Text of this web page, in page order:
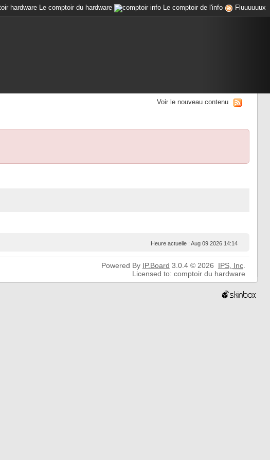
Le comptoir du hardware Le comptoir de l'info Fluuuuuux
Voir le nouveau contenu
Heure actuelle : Aug 09 2026 14:14
Powered By IP.Board 3.0.4 © 2026 IPS, Inc.
Licensed to: comptoir du hardware